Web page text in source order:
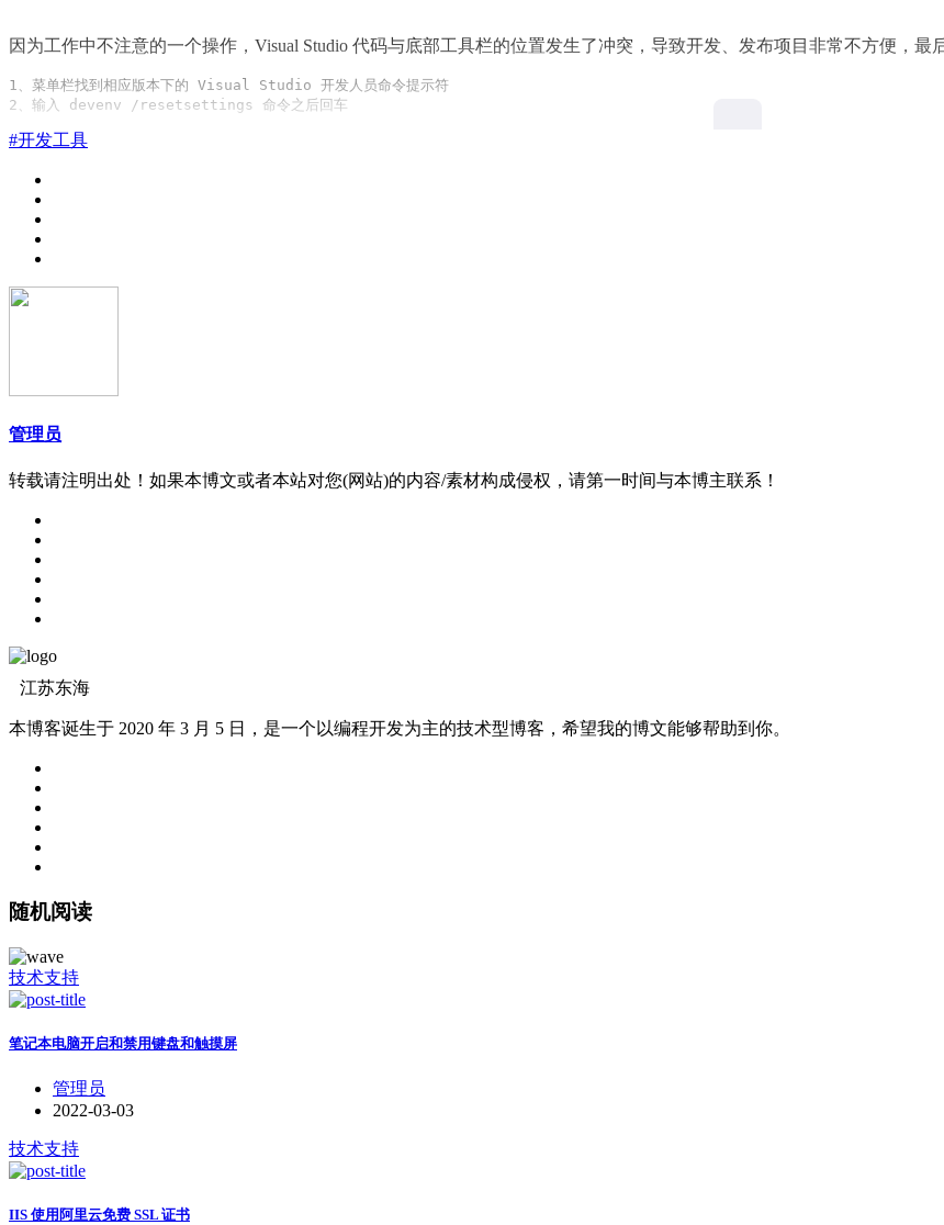
因为工作中不注意的一个操作，Visual Studio 代码与底部工具栏的位置发生了冲突，导致开发、发布项目非常不方便，最
1、菜单栏找到相应版本下的 Visual Studio 开发人员命令提示符
2、输入 devenv /resetsettings 命令之后回车
#开发工具
管理员
转载请注明出处！如果本博文或者本站对您(网站)的内容/素材构成侵权，请第一时间与本博主联系！
江苏东海
本博客诞生于 2020 年 3 月 5 日，是一个以编程开发为主的技术型博客，希望我的博文能够帮助到你。
随机阅读
技术支持
笔记本电脑开启和禁用键盘和触摸屏
管理员
2022-03-03
技术支持
IIS 使用阿里云免费 SSL 证书